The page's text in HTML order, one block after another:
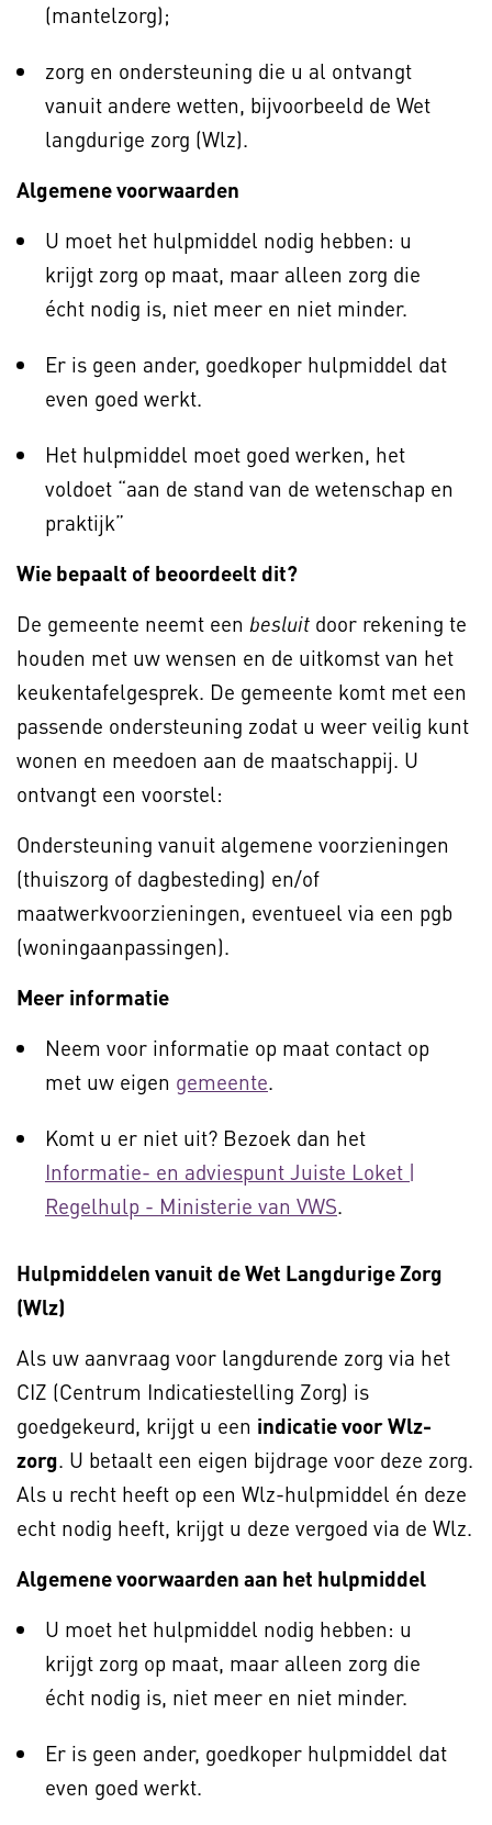
(mantelzorg);
zorg en ondersteuning die u al ontvangt
vanuit andere wetten, bijvoorbeeld de Wet
langdurige zorg (Wlz).
Algemene voorwaarden
U moet het hulpmiddel nodig hebben: u
krijgt zorg op maat, maar alleen zorg die
écht nodig is, niet meer en niet minder.
Er is geen ander, goedkoper hulpmiddel dat
even goed werkt.
Het hulpmiddel moet goed werken, het
voldoet “aan de stand van de wetenschap en
praktijk”
Wie bepaalt of beoordeelt dit?
De gemeente neemt een besluit door rekening te
houden met uw wensen en de uitkomst van het
keukentafelgesprek. De gemeente komt met een
passende ondersteuning zodat u weer veilig kunt
wonen en meedoen aan de maatschappij. U
ontvangt een voorstel:
Ondersteuning vanuit algemene voorzieningen
(thuiszorg of dagbesteding) en/of
maatwerkvoorzieningen, eventueel via een pgb
(woningaanpassingen).
Meer informatie
Neem voor informatie op maat contact op
met uw eigen gemeente.
Komt u er niet uit? Bezoek dan het
Informatie- en adviespunt Juiste Loket |
Regelhulp - Ministerie van VWS.
Hulpmiddelen vanuit de Wet Langdurige Zorg
(Wlz)
Als uw aanvraag voor langdurende zorg via het
CIZ (Centrum Indicatiestelling Zorg) is
goedgekeurd, krijgt u een indicatie voor Wlz-
zorg. U betaalt een eigen bijdrage voor deze zorg.
Als u recht heeft op een Wlz-hulpmiddel én deze
echt nodig heeft, krijgt u deze vergoed via de Wlz.
Algemene voorwaarden aan het hulpmiddel
U moet het hulpmiddel nodig hebben: u
krijgt zorg op maat, maar alleen zorg die
écht nodig is, niet meer en niet minder.
Er is geen ander, goedkoper hulpmiddel dat
even goed werkt.